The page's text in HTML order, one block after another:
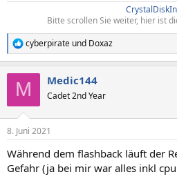
Bitte scrollen Sie weiter, hier ist
R
e
e
:
cyberpirate und Doxaz
M Medic144
Cadet 2nd Year
8. Juni 2021
Während dem flashback läuft der
Gefahr (ja bei mir war alles inkl